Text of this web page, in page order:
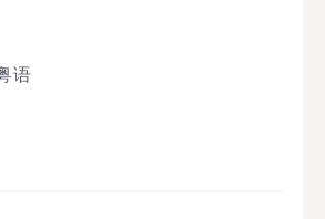
语